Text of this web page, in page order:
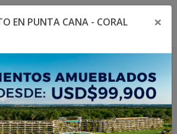
menu
EN PUNTA CANA - CORAL
×